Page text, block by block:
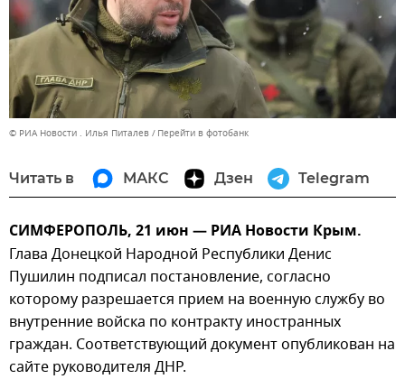
© РИА Новости . Илья Питалев Перейти в фотобанк
Читать в МАКС Дзен Telegram
СИМФЕРОПОЛЬ, 21 июн — РИА Новости Крым.
Глава Донецкой Народной Республики Денис
Пушилин подписал постановление, согласно
которому разрешается прием на военную службу во
внутренние войска по контракту иностранных
граждан. Соответствующий документ опубликован на
сайте руководителя ДНР.